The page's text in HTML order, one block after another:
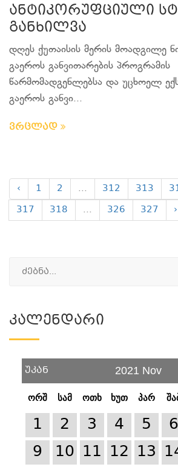
ანტიკორუფციული
განხილვა
დღეს ქუთაისის მერის მოადგილე
გაეროს განვითარების პროგრამის
წარმომადგენლებსა და უცხოელ
გაეროს განვი...
ვრცლად
‹ 1 2 ... 312 313
317
318 ... 326 327 ›
Კალენდარი
უკან 2021 Nov
ორშ სამ ოთხ ხუთ პარ
1 2 3 4 5 6
9
10 11 12 13